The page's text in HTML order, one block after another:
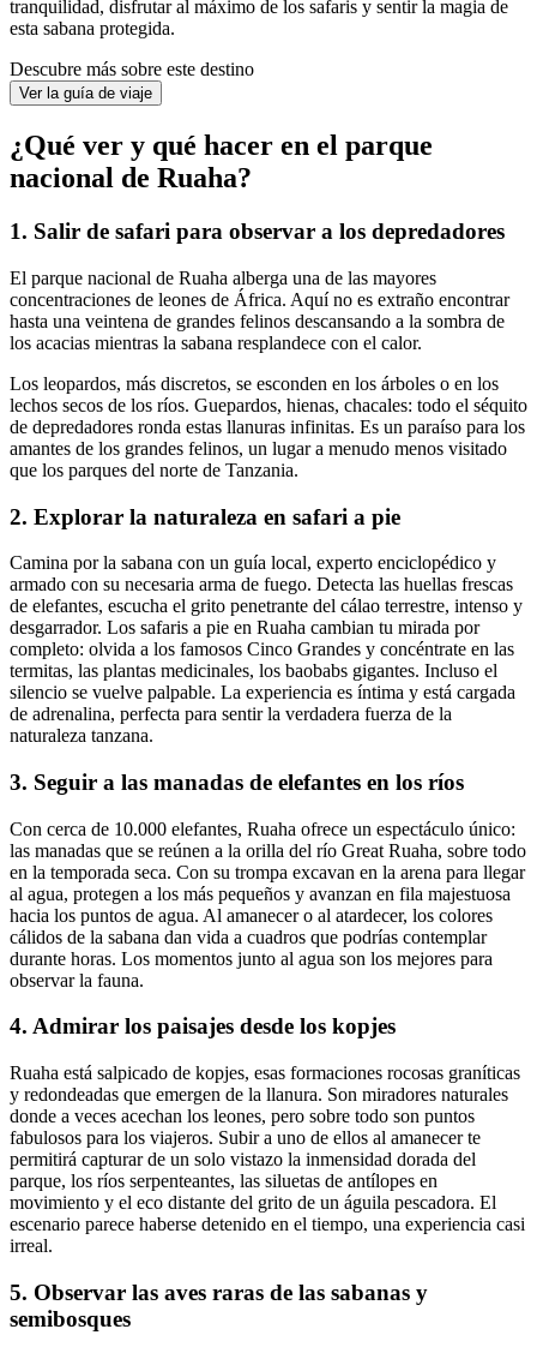
tranquilidad, disfrutar al máximo de los safaris y sentir la magia de
esta sabana protegida.
Descubre más sobre este destino
Ver la guía de viaje
¿Qué ver y qué hacer en el parque
nacional de Ruaha?
1. Salir de safari para observar a los depredadores
El parque nacional de Ruaha alberga una de las mayores
concentraciones de leones de África. Aquí no es extraño encontrar
hasta una veintena de grandes felinos descansando a la sombra de
los acacias mientras la sabana resplandece con el calor.
Los leopardos, más discretos, se esconden en los árboles o en los
lechos secos de los ríos. Guepardos, hienas, chacales: todo el séquito
de depredadores ronda estas llanuras infinitas. Es un paraíso para los
amantes de los grandes felinos, un lugar a menudo menos visitado
que los parques del norte de Tanzania.
2. Explorar la naturaleza en safari a pie
Camina por la sabana con un guía local, experto enciclopédico y
armado con su necesaria arma de fuego. Detecta las huellas frescas
de elefantes, escucha el grito penetrante del cálao terrestre, intenso y
desgarrador. Los safaris a pie en Ruaha cambian tu mirada por
completo: olvida a los famosos Cinco Grandes y concéntrate en las
termitas, las plantas medicinales, los baobabs gigantes. Incluso el
silencio se vuelve palpable. La experiencia es íntima y está cargada
de adrenalina, perfecta para sentir la verdadera fuerza de la
naturaleza tanzana.
3. Seguir a las manadas de elefantes en los ríos
Con cerca de 10.000 elefantes, Ruaha ofrece un espectáculo único:
las manadas que se reúnen a la orilla del río Great Ruaha, sobre todo
en la temporada seca. Con su trompa excavan en la arena para llegar
al agua, protegen a los más pequeños y avanzan en fila majestuosa
hacia los puntos de agua. Al amanecer o al atardecer, los colores
cálidos de la sabana dan vida a cuadros que podrías contemplar
durante horas. Los momentos junto al agua son los mejores para
observar la fauna.
4. Admirar los paisajes desde los kopjes
Ruaha está salpicado de kopjes, esas formaciones rocosas graníticas
y redondeadas que emergen de la llanura. Son miradores naturales
donde a veces acechan los leones, pero sobre todo son puntos
fabulosos para los viajeros. Subir a uno de ellos al amanecer te
permitirá capturar de un solo vistazo la inmensidad dorada del
parque, los ríos serpenteantes, las siluetas de antílopes en
movimiento y el eco distante del grito de un águila pescadora. El
escenario parece haberse detenido en el tiempo, una experiencia casi
irreal.
5. Observar las aves raras de las sabanas y
semibosques